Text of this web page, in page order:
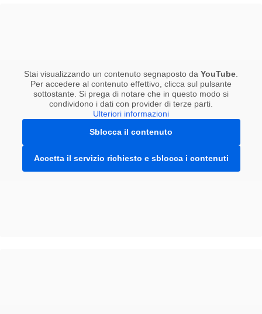
Stai visualizzando un contenuto segnaposto da YouTube.
Per accedere al contenuto effettivo, clicca sul pulsante
sottostante. Si prega di notare che in questo modo si
condividono i dati con provider di terze parti.
Ulteriori informazioni
Sblocca il contenuto
Accetta il servizio richiesto e sblocca i contenuti